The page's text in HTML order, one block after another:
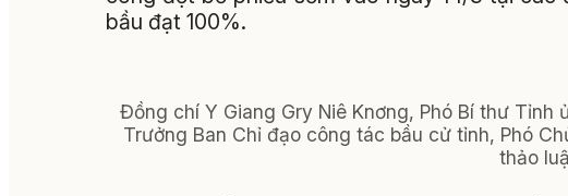
bầu đạt 100%.
Đồng chí Y Giang Gry Niê Knơng, Phó Bí thư Tỉnh
Trưởng Ban Chỉ đạo công tác bầu cử tỉnh, Phó
thảo